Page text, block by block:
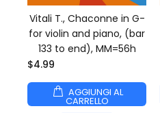
Vitali T., Chaconne in G-
for violin and piano, (bar
133 to end), MM=56h
$4.99
AGGIUNGI AL
CARRELLO